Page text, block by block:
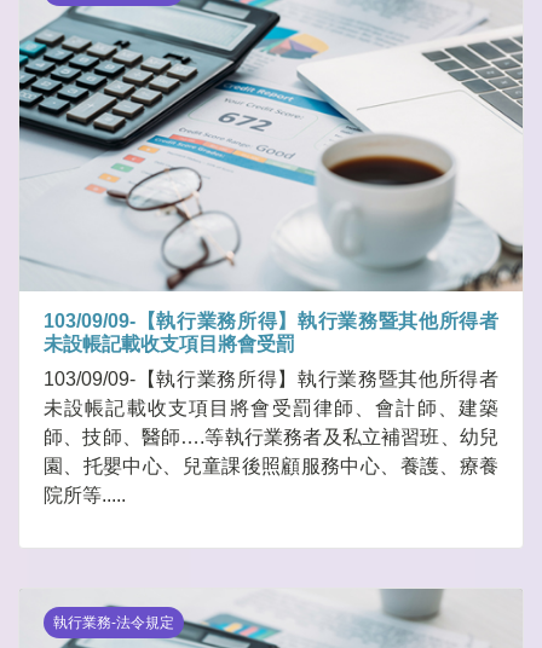
103/09/09-【執行業務所得】執行業務暨其他所得者
未設帳記載收支項目將會受罰
103/09/09-【執行業務所得】執行業務暨其他所得者
未設帳記載收支項目將會受罰律師、會計師、建築
師、技師、醫師….等執行業務者及私立補習班、幼兒
園、托嬰中心、兒童課後照顧服務中心、養護、療養
院所等.....
執行業務-法令規定